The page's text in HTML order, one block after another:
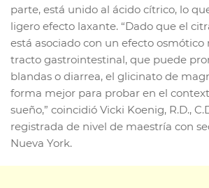
parte, está unido al ácido cítrico, lo
ligero efecto laxante. “Dado que el
está asociado con un efecto osmótico
tracto gastrointestinal, que puede
blandas o diarrea, el glicinato de
forma mejor para probar en el
sueño,” coincidió Vicki Koenig, R.D.,
registrada de nivel de maestría con
Nueva York.